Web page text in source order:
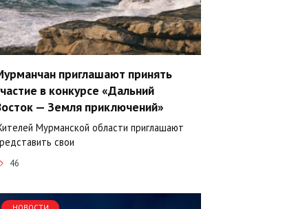
приглашают принять
в конкурсе «Дальний
— Земля приключений»
Мурманской области приглашают
свои
46